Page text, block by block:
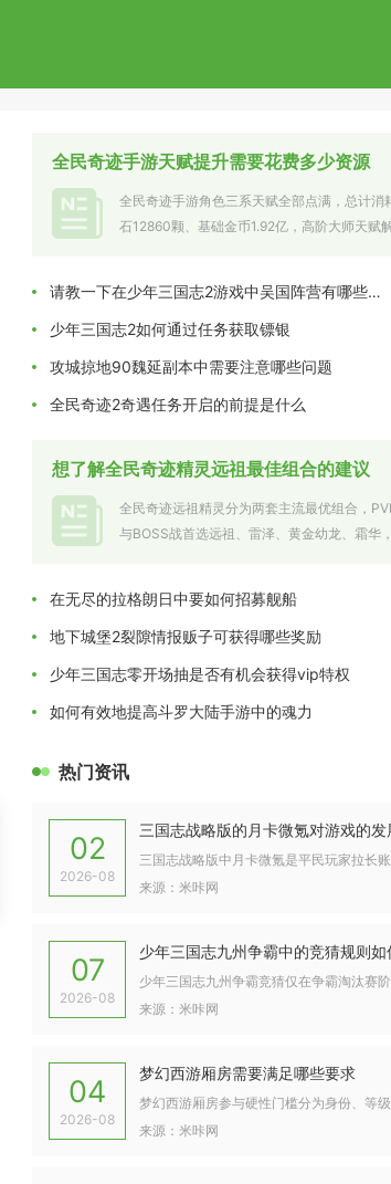
全民奇迹手游天赋提升需要花费多少资源
全民奇迹手游角色三系天赋全部点满，总计消
石12860颗、基础金币1.92亿，高阶大师天赋
请教一下在少年三国志2游戏中吴国阵营有哪些角色
少年三国志2如何通过任务获取镖银
攻城掠地90魏延副本中需要注意哪些问题
全民奇迹2奇遇任务开启的前提是什么
想了解全民奇迹精灵远祖最佳组合的建议
全民奇迹远祖精灵分为两套主流最优组合，
与BOSS战首选远祖、雷泽、黄金幼龙、霜华
在无尽的拉格朗日中要如何招募舰船
地下城堡2裂隙情报贩子可获得哪些奖励
少年三国志零开场抽是否有机会获得vip特权
如何有效地提高斗罗大陆手游中的魂力
热门资讯
02
2026-08
来源：米咔网
07
2026-08
少年三国志九州争霸中的竞猜规则如
来源：米咔网
04
2026-08
梦幻西游厢房需要满足哪些要求
来源：米咔网